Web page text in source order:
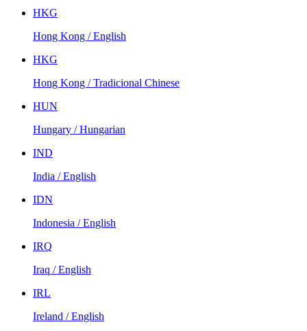
HKG
Hong Kong / English
HKG
Hong Kong / Tradicional Chinese
HUN
Hungary / Hungarian
IND
India / English
IDN
Indonesia / English
IRQ
Iraq / English
IRL
Ireland / English